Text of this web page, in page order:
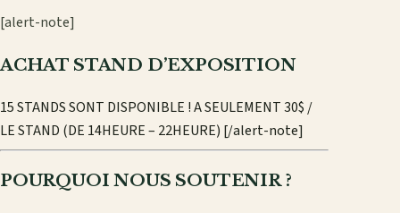
[alert-note]
ACHAT STAND D’EXPOSITION
15 STANDS SONT DISPONIBLE ! A SEULEMENT 30$ /
LE STAND (DE 14HEURE – 22HEURE) [/alert-note]
POURQUOI NOUS SOUTENIR ?